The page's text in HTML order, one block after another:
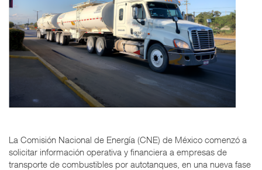
La Comisión Nacional de Energía (CNE) de México comenzó a
solicitar información operativa y financiera a empresas de
transporte de combustibles por autotanques, en una nueva fase